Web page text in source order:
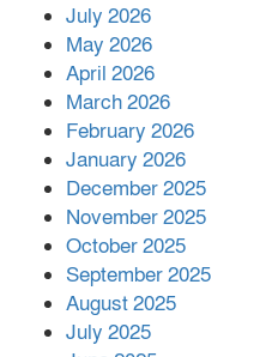
পর ফোন
July 2026
May 2026
April 2026
March 2026
February 2026
January 2026
December 2025
November 2025
October 2025
September 2025
August 2025
July 2025